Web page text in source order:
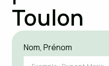
Toulon
Nom, Prénom